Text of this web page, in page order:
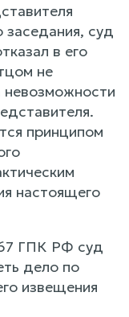
заседания, суд
в его
не
невозможности
принципом
настоящего
ГПК РФ суд
дело по
извещения